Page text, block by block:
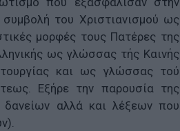
συμβολή του Χριστιανισμού ως
μορφές τους Πατέρες της
ως γλώσσας τής Καινής
και ως γλώσσας τού
Εξήρε την παρουσία της
αλλά και λέξεων που